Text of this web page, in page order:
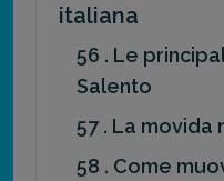
italiana
56 . Le
Salento
57 . La movida
58 . Come